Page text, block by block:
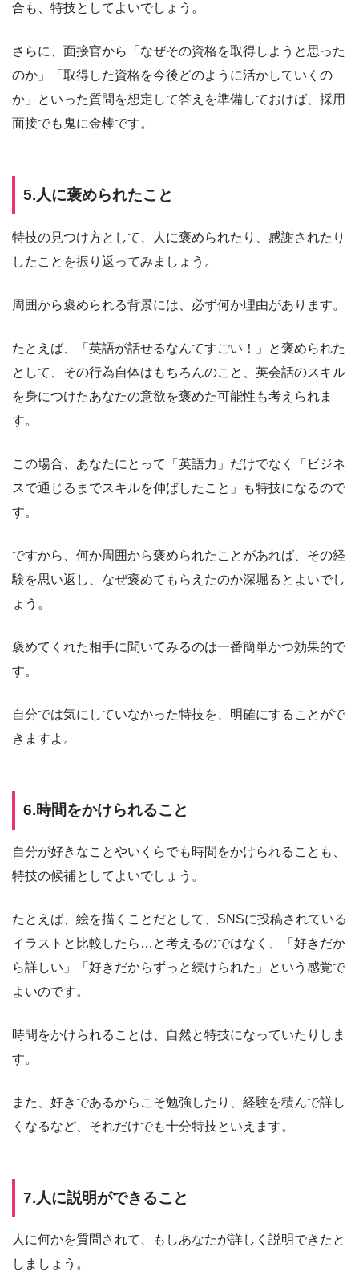
合も、特技としてよいでしょう。
さらに、面接官から「なぜその資格を取得しようと思った
のか」「取得した資格を今後どのように活かしていくの
か」といった質問を想定して答えを準備しておけば、採用
面接でも鬼に金棒です。
5.人に褒められたこと
特技の見つけ方として、人に褒められたり、感謝されたり
したことを振り返ってみましょう。
周囲から褒められる背景には、必ず何か理由があります。
たとえば、「英語が話せるなんてすごい！」と褒められた
として、その行為自体はもちろんのこと、英会話のスキル
を身につけたあなたの意欲を褒めた可能性も考えられま
す。
この場合、あなたにとって「英語力」だけでなく「ビジネ
スで通じるまでスキルを伸ばしたこと」も特技になるので
す。
ですから、何か周囲から褒められたことがあれば、その経
験を思い返し、なぜ褒めてもらえたのか深堀るとよいでし
ょう。
褒めてくれた相手に聞いてみるのは一番簡単かつ効果的で
す。
自分では気にしていなかった特技を、明確にすることがで
きますよ。
6.時間をかけられること
自分が好きなことやいくらでも時間をかけられることも、
特技の候補としてよいでしょう。
たとえば、絵を描くことだとして、SNSに投稿されている
イラストと比較したら…と考えるのではなく、「好きだか
ら詳しい」「好きだからずっと続けられた」という感覚で
よいのです。
時間をかけられることは、自然と特技になっていたりしま
す。
また、好きであるからこそ勉強したり、経験を積んで詳し
くなるなど、それだけでも十分特技といえます。
7.人に説明ができること
人に何かを質問されて、もしあなたが詳しく説明できたと
しましょう。